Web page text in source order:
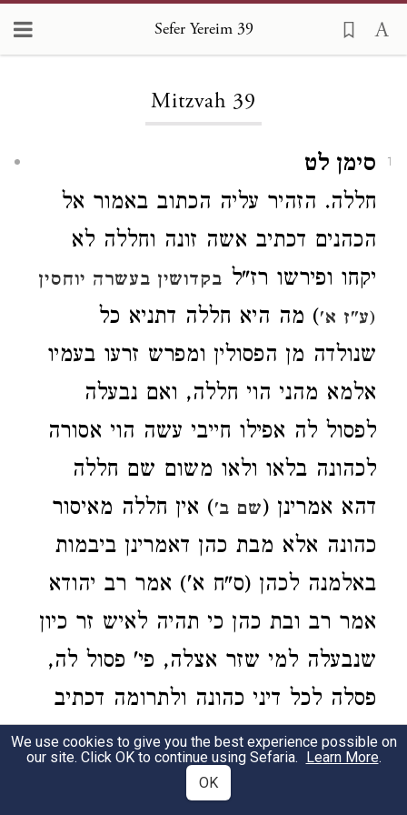
Sefer Yereim 39
Mitzvah 39
1
סימן לט
חללה. הזהיר עליה הכתוב באמור אל
הכהנים דכתיב אשה זונה וחללה לא
יקחו ופירשו רז"ל בקדושין בעשרה יוחסין
(ע"ז א') מה היא חללה דתניא כל
שנולדה מן הפסולין ומפרש זרעו בעמיו
אלמא מהני הוי חללה, ואם נבעלה
לפסול לה אפילו חייבי עשה הוי אסורה
לכהונה בלאו ולאו משום שם חללה
דהא אמרינן (שם ב') אין חללה מאיסור
כהונה אלא מבת כהן דאמרינן ביבמות
באלמנה לכהן (ס"ח א') אמר רב יהודא
אמר רב ובת כהן כי תהיה לאיש זר כיון
שנבעלה למי שזר אצלה, פי' פסול לה,
פסלה לכל דיני כהונה ולתרומה דכתיב
היא בתרומת הקדשים לא תאכל ולכהן
ילפינן בק"ו מגרושה ומה גרושה
We use cookies to give you the best experience possible on
our site. Click OK to continue using Sefaria. Learn More.
OK